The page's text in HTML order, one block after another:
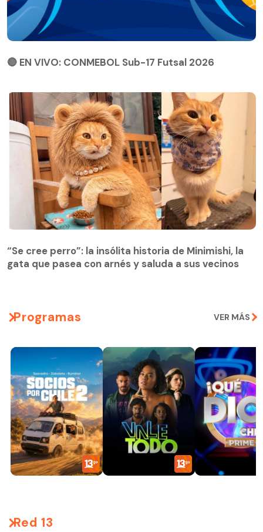
🔴 EN VIVO: CONMEBOL Sub-17 Futsal 2026
“Se cree perro”: la insólita historia de Minimishi, la
gata que pasea con arnés y saluda a sus vecinos
Programas VER MÁS
Red 13